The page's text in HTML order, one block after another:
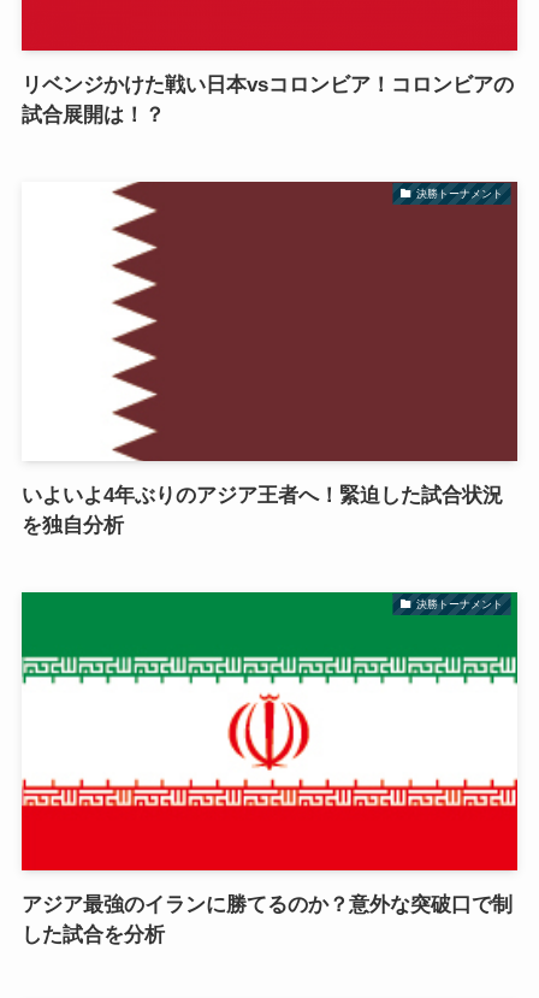
リベンジかけた戦い日本vsコロンビア！コロンビアの
試合展開は！？
決勝トーナメント
いよいよ4年ぶりのアジア王者へ！緊迫した試合状況
を独自分析
決勝トーナメント
アジア最強のイランに勝てるのか？意外な突破口で制
した試合を分析